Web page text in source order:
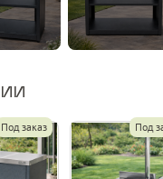
Под заказ Под